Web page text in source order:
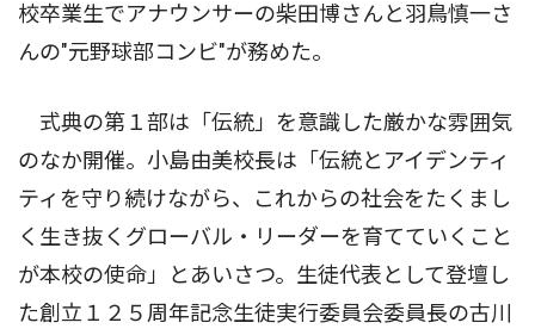
校卒業生でアナウンサーの柴田博さんと羽鳥慎一さ
んの"元野球部コンビ"が務めた。
式典の第１部は「伝統」を意識した厳かな雰囲気
のなか開催。小島由美校長は「伝統とアイデンティ
ティを守り続けながら、これからの社会をたくまし
く生き抜くグローバル・リーダーを育てていくこと
が本校の使命」とあいさつ。生徒代表として登壇し
た創立１２５周年記念生徒実行委員会委員長の古川